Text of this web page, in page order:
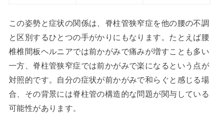
この姿勢と症状の関係は、脊柱管狭窄症を他の腰の不調
と区別するひとつの手がかりにもなります。たとえば腰
椎椎間板ヘルニアでは前かがみで痛みが増すことも多い
一方、脊柱管狭窄症では前かがみで楽になるという点が
対照的です。自分の症状が前かがみで和らぐと感じる場
合、その背景には脊柱管の構造的な問題が関与している
可能性があります。